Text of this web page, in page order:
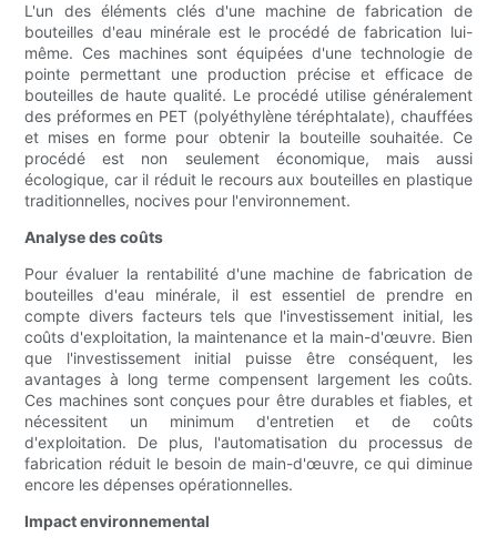
L'un des éléments clés d'une machine de fabrication de
bouteilles d'eau minérale est le procédé de fabrication lui-
même. Ces machines sont équipées d'une technologie de
pointe permettant une production précise et efficace de
bouteilles de haute qualité. Le procédé utilise généralement
des préformes en PET (polyéthylène téréphtalate), chauffées
et mises en forme pour obtenir la bouteille souhaitée. Ce
procédé est non seulement économique, mais aussi
écologique, car il réduit le recours aux bouteilles en plastique
traditionnelles, nocives pour l'environnement.
Analyse des coûts
Pour évaluer la rentabilité d'une machine de fabrication de
bouteilles d'eau minérale, il est essentiel de prendre en
compte divers facteurs tels que l'investissement initial, les
coûts d'exploitation, la maintenance et la main-d'œuvre. Bien
que l'investissement initial puisse être conséquent, les
avantages à long terme compensent largement les coûts.
Ces machines sont conçues pour être durables et fiables, et
nécessitent un minimum d'entretien et de coûts
d'exploitation. De plus, l'automatisation du processus de
fabrication réduit le besoin de main-d'œuvre, ce qui diminue
encore les dépenses opérationnelles.
Impact environnemental